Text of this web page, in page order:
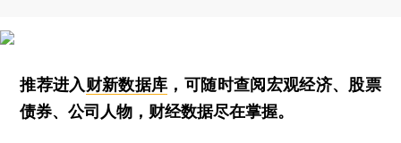
推荐进入财新数据库 ，可随时查阅宏观经济、股票
债券、公司人物，财经数据尽在掌握。